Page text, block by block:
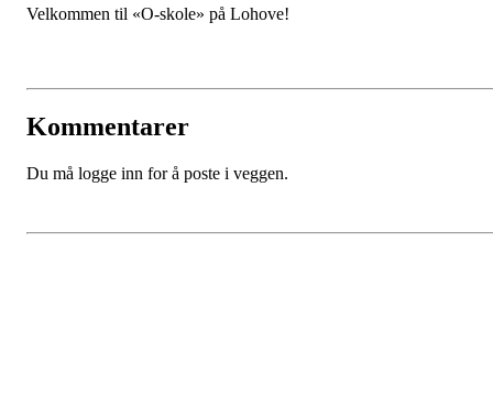
Velkommen til «O-skole» på Lohove!
Kommentarer
Du må logge inn for å poste i veggen.